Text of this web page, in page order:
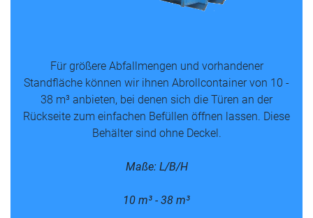
Für größere Abfallmengen und vorhandener
Standfläche können wir ihnen Abrollcontainer von 10 -
38 m³ anbieten, bei denen sich die Türen an der
Rückseite zum einfachen Befüllen öffnen lassen. Diese
Behälter sind ohne Deckel.
Maße: L/B/H
10 m³ - 38 m³